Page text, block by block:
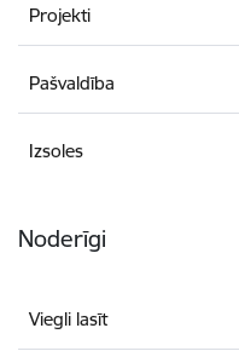
Projekti
Pašvaldība
Izsoles
Noderīgi
Viegli lasīt